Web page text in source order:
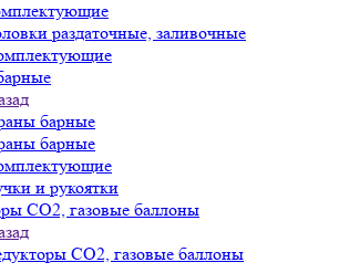
раздаточные, заливочные
барные
барные
и рукоятки
СО2, газовые баллоны
СО2, газовые баллоны